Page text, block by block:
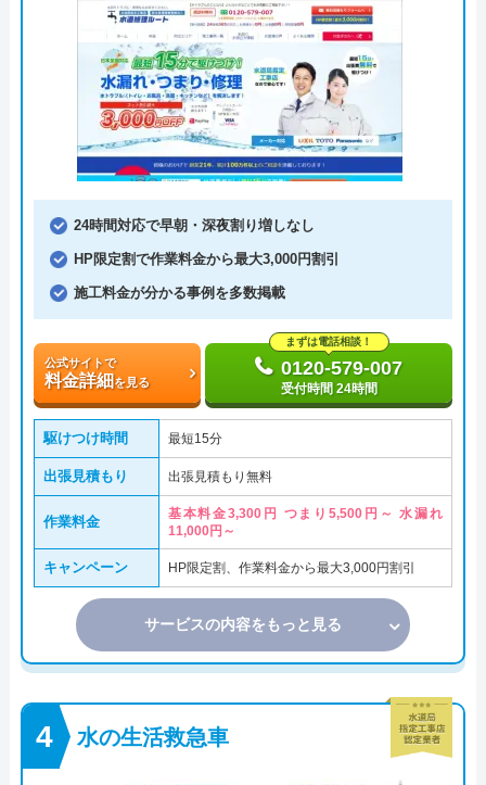
24時間対応で早朝・深夜割り増しなし
HP限定割で作業料金から最大3,000円割引
施工料金が分かる事例を多数掲載
公式サイトで
料金詳細を見る
まずは電話相談！
0120-579-007
受付時間 24時間
駆けつけ時間 最短15分
出張見積もり 出張見積もり無料
作業料金
基本料金3,300円 つまり5,500円～ 水漏れ
11,000円～
キャンペーン HP限定割、作業料金から最大3,000円割引
サービスの内容をもっと見る
水の生活救急車